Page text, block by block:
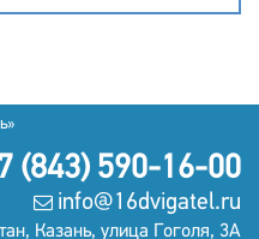
(843) 590-16-00
info@16dvigatel.ru
Казань, улица Гоголя, 3А